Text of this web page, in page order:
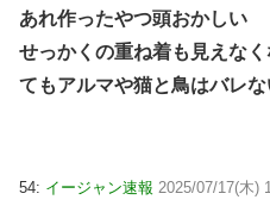
あれ作ったやつ頭おかしい
せっかくの重ね着も見えな
てもアルマや猫と鳥はバレな
54: イージャン速報 2025/07/17(木)